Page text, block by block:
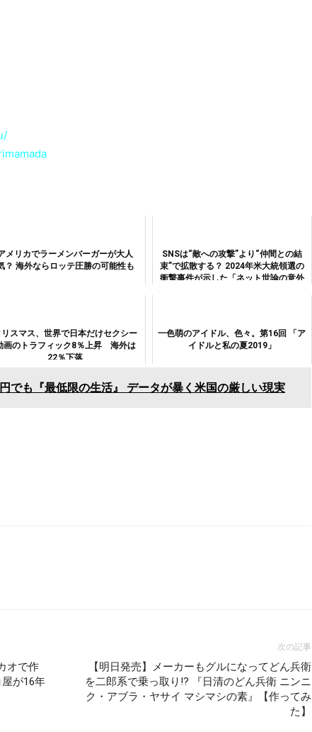
メリカでラーメンバーガーが大人
？ 海外ならロッテ圧勝の可能性も
SNSは“敵への攻撃”より“仲間との結
束”で拡散する？ 2024年米大統領選の
衝撃事件が示した「ネット世論の意外
リスマス、世界で日本だけセクシー
画のトラフィック8％上昇 海外は
22％下落
一色萌のアイドル、色々。第16回 「ア
イドルと私の夏2019」
でも『最低限の生活』 データが暴く米国の厳しい現実
オで作
が16年
次の記事
【明日発売】メーカーもグルになってどん兵衛
を二郎系で乗っ取り!? 『日清のどん兵衛 ニンニ
ク・アブラ・ヤサイ マシマシの素』【作ってみ
た】